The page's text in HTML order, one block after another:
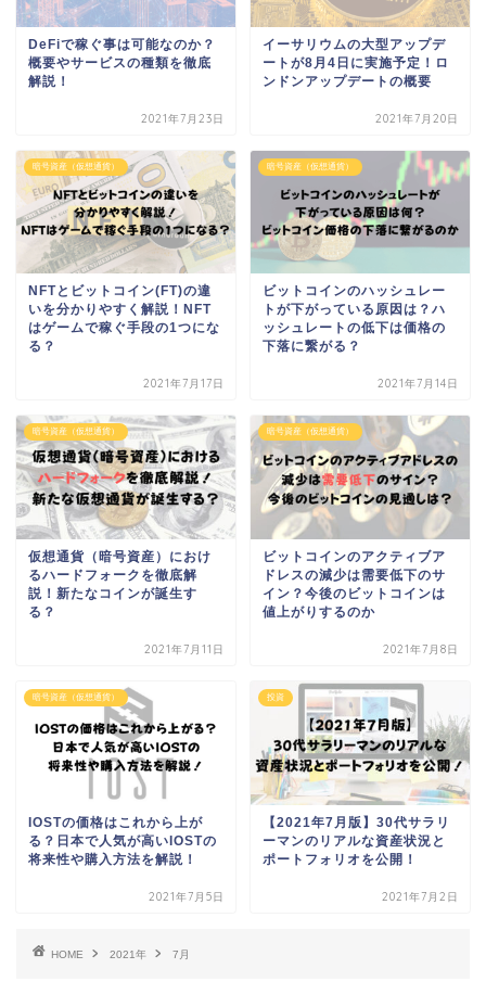
DeFiで稼ぐ事は可能なのか？
概要やサービスの種類を徹底
解説！
2021年7月23日
イーサリウムの大型アップデ
ートが8月4日に実施予定！ロ
ンドンアップデートの概要
2021年7月20日
暗号資産（仮想通貨）
NFTとビットコイン(FT)の違
いを分かりやすく解説！NFT
はゲームで稼ぐ手段の1つにな
る？
2021年7月17日
暗号資産（仮想通貨）
ビットコインのハッシュレー
トが下がっている原因は？ハ
ッシュレートの低下は価格の
下落に繋がる？
2021年7月14日
暗号資産（仮想通貨）
仮想通貨（暗号資産）におけ
るハードフォークを徹底解
説！新たなコインが誕生す
る？
2021年7月11日
暗号資産（仮想通貨）
ビットコインのアクティブア
ドレスの減少は需要低下のサ
イン？今後のビットコインは
値上がりするのか
2021年7月8日
暗号資産（仮想通貨）
IOSTの価格はこれから上が
る？日本で人気が高いIOSTの
将来性や購入方法を解説！
2021年7月5日
投資
【2021年7月版】30代サラリ
ーマンのリアルな資産状況と
ポートフォリオを公開！
2021年7月2日
HOME 2021年 7月